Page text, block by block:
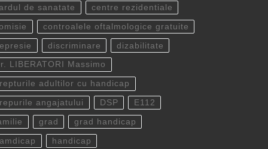
de sanatate centre rezidentiale
controalele oftalmologice gratuite
discriminare dizabilitate
LIBERATORI Massimo
adultilor cu handicap
angajatului DSP E112
grad grad handicap
handicap